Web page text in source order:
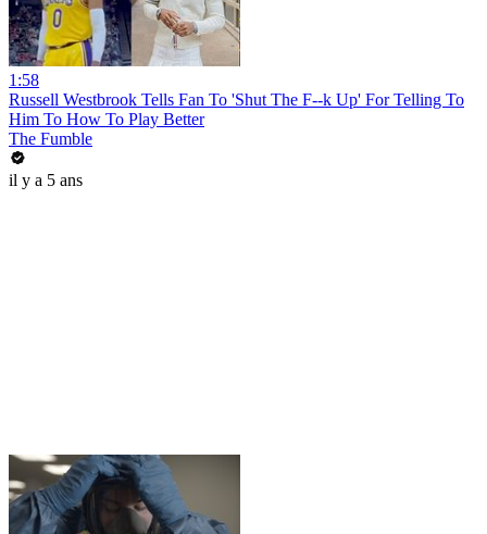
1:58
Russell Westbrook Tells Fan To 'Shut The F--k Up' For Telling To
Him To How To Play Better
The Fumble
il y a 5 ans